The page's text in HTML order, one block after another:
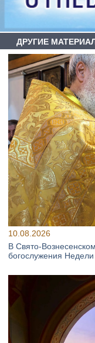
ДРУГИЕ
10.08.2026
В
богослужения